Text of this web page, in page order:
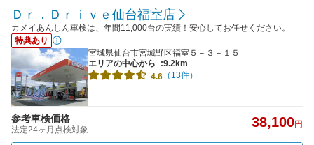
Ｄｒ．Ｄｒｉｖｅ仙台福室店
カメイあんしん車検は、年間11,000台の実績！安心してお任せください。
特典あり
宮城県仙台市宮城野区福室５－３－１５
エリアの中心から
:9.2km
4.6 （13件）
参考車検価格
法定24ヶ月点検対象 38,100円